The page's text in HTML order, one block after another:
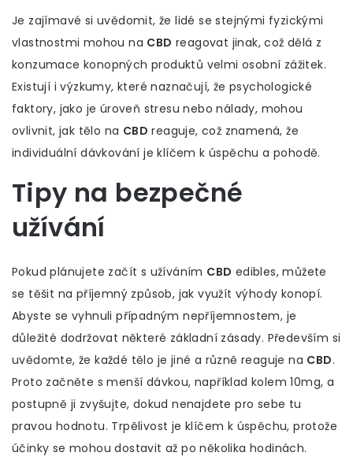
Je zajímavé si uvědomit, že lidé se stejnými fyzickými
vlastnostmi mohou na CBD reagovat jinak, což dělá z
konzumace konopných produktů velmi osobní zážitek.
Existují i výzkumy, které naznačují, že psychologické
faktory, jako je úroveň stresu nebo nálady, mohou
ovlivnit, jak tělo na CBD reaguje, což znamená, že
individuální dávkování je klíčem k úspěchu a pohodě.
Tipy na bezpečné
užívání
Pokud plánujete začít s užíváním CBD edibles, můžete
se těšit na příjemný způsob, jak využít výhody konopí.
Abyste se vyhnuli případným nepříjemnostem, je
důležité dodržovat některé základní zásady. Především si
uvědomte, že každé tělo je jiné a různě reaguje na CBD.
Proto začněte s menší dávkou, například kolem 10mg, a
postupně ji zvyšujte, dokud nenajdete pro sebe tu
pravou hodnotu. Trpělivost je klíčem k úspěchu, protože
účinky se mohou dostavit až po několika hodinách.